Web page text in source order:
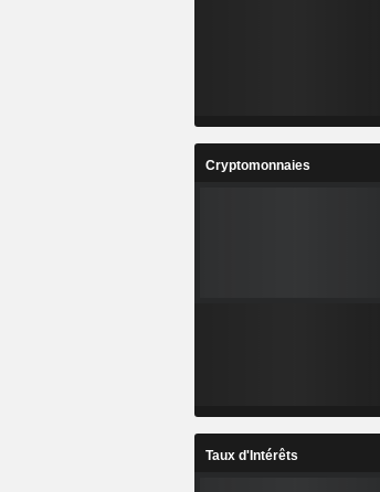
Cryptomonnaies
Taux d'Intérêts